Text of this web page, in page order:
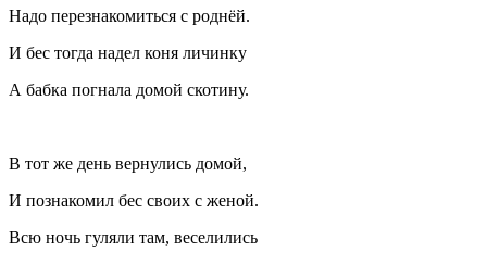
Надо перезнакомиться с роднёй.
И бес тогда надел коня личинку
А бабка погнала домой скотину.
В тот же день вернулись домой,
И познакомил бес своих с женой.
Всю ночь гуляли там, веселились